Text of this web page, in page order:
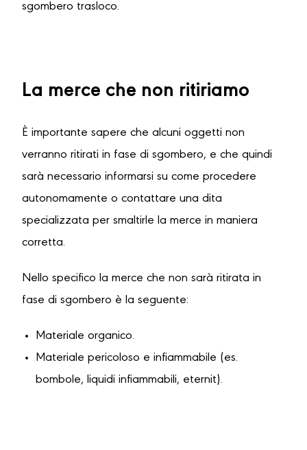
sgombero trasloco.
La merce che non ritiriamo
È importante sapere che alcuni oggetti non
verranno ritirati in fase di sgombero, e che quindi
sarà necessario informarsi su come procedere
autonomamente o contattare una dita
specializzata per smaltirle la merce in maniera
corretta.
Nello specifico la merce che non sarà ritirata in
fase di sgombero è la seguente:
Materiale organico.
Materiale pericoloso e infiammabile (es.
bombole, liquidi infiammabili, eternit).